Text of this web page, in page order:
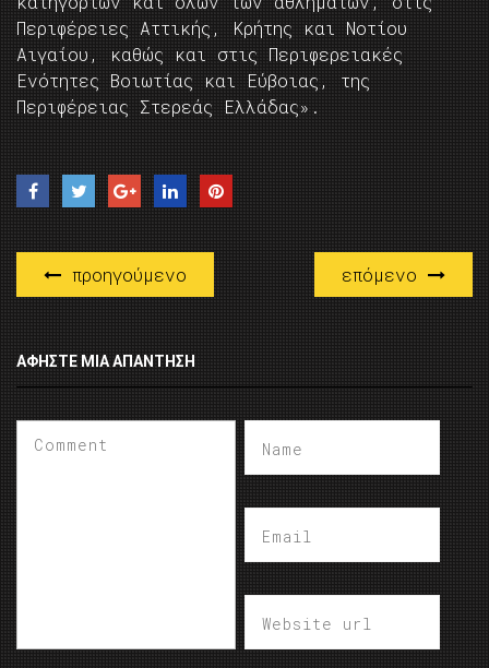
Περιφέρειες Αττικής, Κρήτης και Νοτίου
Αιγαίου, καθώς και στις Περιφερειακές
Ενότητες Βοιωτίας και Εύβοιας, της
Περιφέρειας Στερεάς Ελλάδας».
προηγούμενο επόμενο
ΑΦΉΣΤΕ ΜΙΑ ΑΠΆΝΤΗΣΗ